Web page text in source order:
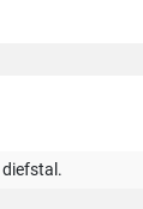
diefstal.